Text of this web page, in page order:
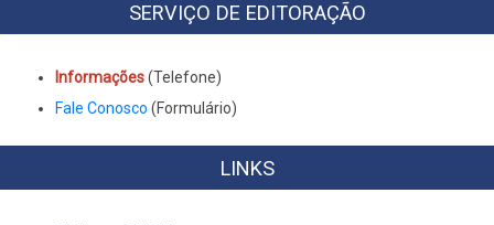
SERVIÇO DE EDITORAÇÃO
Informações(Telefone)
Fale Conosco (Formulário)
LINKS